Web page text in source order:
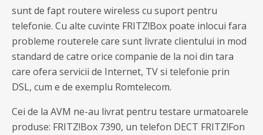
sunt de fapt routere wireless cu suport pentru
telefonie. Cu alte cuvinte FRITZ!Box poate inlocui fara
probleme routerele care sunt livrate clientului in mod
standard de catre orice companie de la noi din tara
care ofera servicii de Internet, TV si telefonie prin
DSL, cum e de exemplu Romtelecom.
Cei de la AVM ne-au livrat pentru testare urmatoarele
produse: FRITZ!Box 7390, un telefon DECT FRITZ!Fon